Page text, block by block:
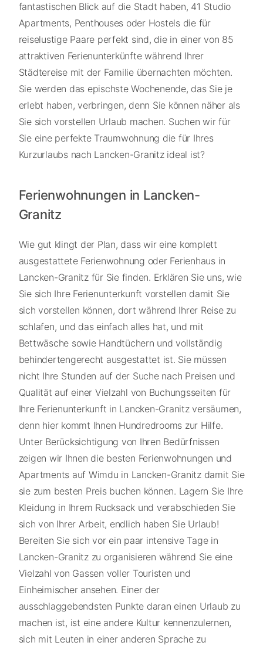
fantastischen Blick auf die Stadt haben, 41 Studio
Apartments, Penthouses oder Hostels die für
reiselustige Paare perfekt sind, die in einer von 85
attraktiven Ferienunterkünfte während Ihrer
Städtereise mit der Familie übernachten möchten.
Sie werden das epischste Wochenende, das Sie je
erlebt haben, verbringen, denn Sie können näher als
Sie sich vorstellen Urlaub machen. Suchen wir für
Sie eine perfekte Traumwohnung die für Ihres
Kurzurlaubs nach Lancken-Granitz ideal ist?
Ferienwohnungen in Lancken-
Granitz
Wie gut klingt der Plan, dass wir eine komplett
ausgestattete Ferienwohnung oder Ferienhaus in
Lancken-Granitz für Sie finden. Erklären Sie uns, wie
Sie sich Ihre Ferienunterkunft vorstellen damit Sie
sich vorstellen können, dort während Ihrer Reise zu
schlafen, und das einfach alles hat, und mit
Bettwäsche sowie Handtüchern und vollständig
behindertengerecht ausgestattet ist. Sie müssen
nicht Ihre Stunden auf der Suche nach Preisen und
Qualität auf einer Vielzahl von Buchungsseiten für
Ihre Ferienunterkunft in Lancken-Granitz versäumen,
denn hier kommt Ihnen Hundredrooms zur Hilfe.
Unter Berücksichtigung von Ihren Bedürfnissen
zeigen wir Ihnen die besten Ferienwohnungen und
Apartments auf Wimdu in Lancken-Granitz damit Sie
sie zum besten Preis buchen können. Lagern Sie Ihre
Kleidung in Ihrem Rucksack und verabschieden Sie
sich von Ihrer Arbeit, endlich haben Sie Urlaub!
Bereiten Sie sich vor ein paar intensive Tage in
Lancken-Granitz zu organisieren während Sie eine
Vielzahl von Gassen voller Touristen und
Einheimischer ansehen. Einer der
ausschlaggebendsten Punkte daran einen Urlaub zu
machen ist, ist eine andere Kultur kennenzulernen,
sich mit Leuten in einer anderen Sprache zu